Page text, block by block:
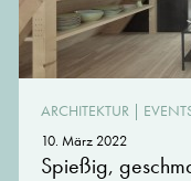
ARCHITEKTUR |
10. März 2022
Spießig,